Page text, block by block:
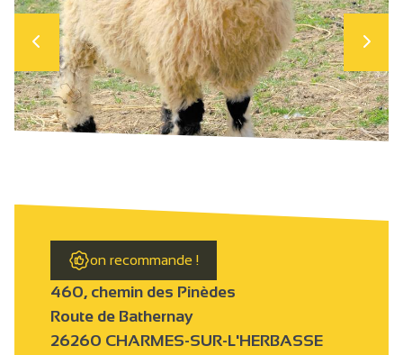
on recommande !
460, chemin des Pinèdes
Route de Bathernay
26260 CHARMES-SUR-L'HERBASSE